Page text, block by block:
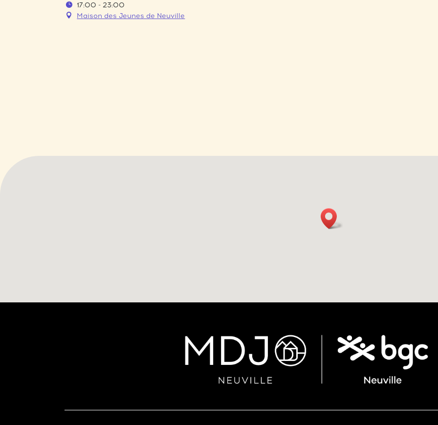
17:00 - 23:00
Maison des Jeunes de Neuville